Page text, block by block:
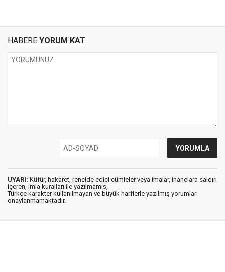
HABERE YORUM KAT
UYARI: Küfür, hakaret, rencide edici cümleler veya imalar, inançlara saldırı
içeren, imla kuralları ile yazılmamış,
Türkçe karakter kullanılmayan ve büyük harflerle yazılmış yorumlar
onaylanmamaktadır.